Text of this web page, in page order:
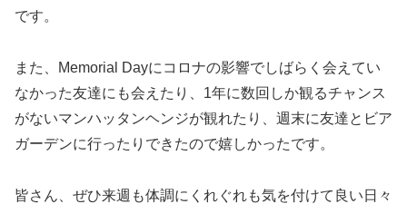
です。
また、Memorial Dayにコロナの影響でしばらく会えてい
なかった友達にも会えたり、1年に数回しか観るチャンス
がないマンハッタンヘンジが観れたり、週末に友達とビア
ガーデンに行ったりできたので嬉しかったです。
皆さん、ぜひ来週も体調にくれぐれも気を付けて良い日々